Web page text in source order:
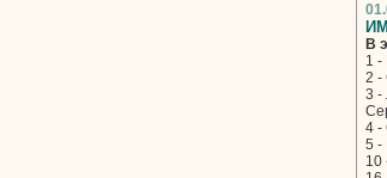
В
1 -
2 -
3 -
4 -
5 -
10